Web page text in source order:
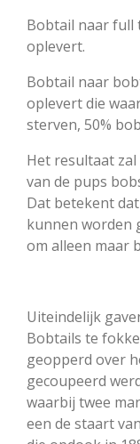
Bobtail naar full
oplevert.
Bobtail naar
oplevert die
sterven, 50%
Het resultaat
van de pups
Dat betekent
kunnen worden
om alleen maar
Uiteindelijk
Bobtails te
geopperd over
gecoupeerd
waarbij twee
een de staart